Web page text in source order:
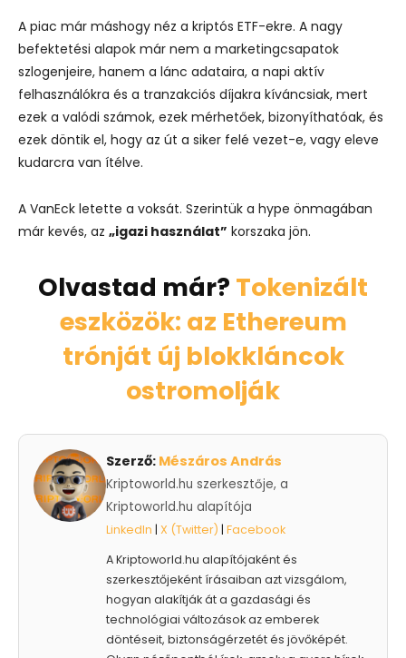
A piac már máshogy néz a kriptós ETF-ekre. A nagy
befektetési alapok már nem a marketingcsapatok
szlogenjeire, hanem a lánc adataira, a napi aktív
felhasználókra és a tranzakciós díjakra kíváncsiak, mert
ezek a valódi számok, ezek mérhetőek, bizonyíthatóak, és
ezek döntik el, hogy az út a siker felé vezet-e, vagy eleve
kudarcra van ítélve.
A VanEck letette a voksát. Szerintük a hype önmagában
már kevés, az „igazi használat” korszaka jön.
Olvastad már? Tokenizált
eszközök: az Ethereum
trónját új blokkláncok
ostromolják
Szerző: Mészáros András
Kriptoworld.hu szerkesztője, a
Kriptoworld.hu alapítója
LinkedIn | X (Twitter) | Facebook
A Kriptoworld.hu alapítójaként és
szerkesztőjeként írásaiban azt vizsgálom,
hogyan alakítják át a gazdasági és
technológiai változások az emberek
döntéseit, biztonságérzetét és jövőképét.